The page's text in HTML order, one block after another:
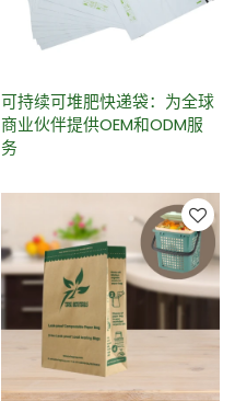
可持续可堆肥快递袋：为全球
商业伙伴提供OEM和ODM服
务